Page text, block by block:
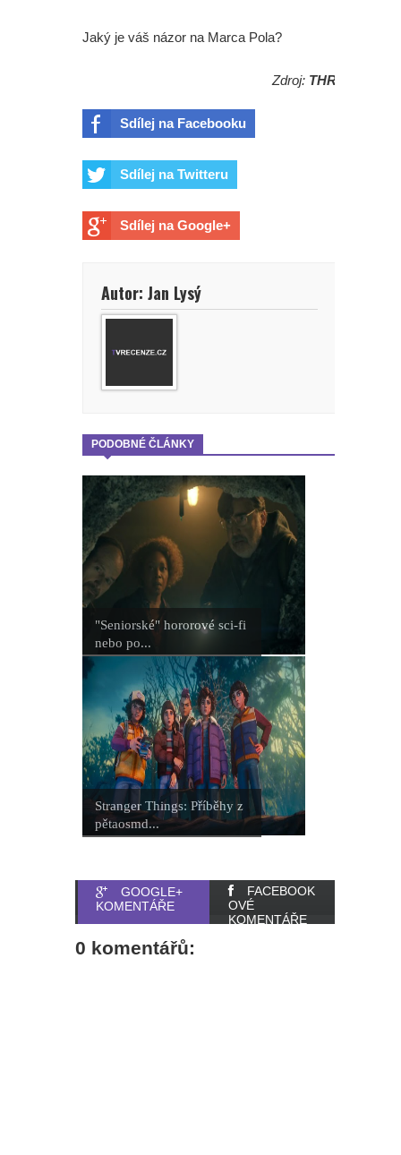
Jaký je váš názor na Marca Pola?
Zdroj: THR
Sdílej na Facebooku
Sdílej na Twitteru
Sdílej na Google+
Autor: Jan Lysý
PODOBNÉ ČLÁNKY
"Seniorské" hororové sci-fi
nebo po...
Stranger Things: Příběhy z
pětaosmd...
GOOGLE+
KOMENTÁŘE
FACEBOOK
OVÉ
KOMENTÁŘE
0 komentářů: